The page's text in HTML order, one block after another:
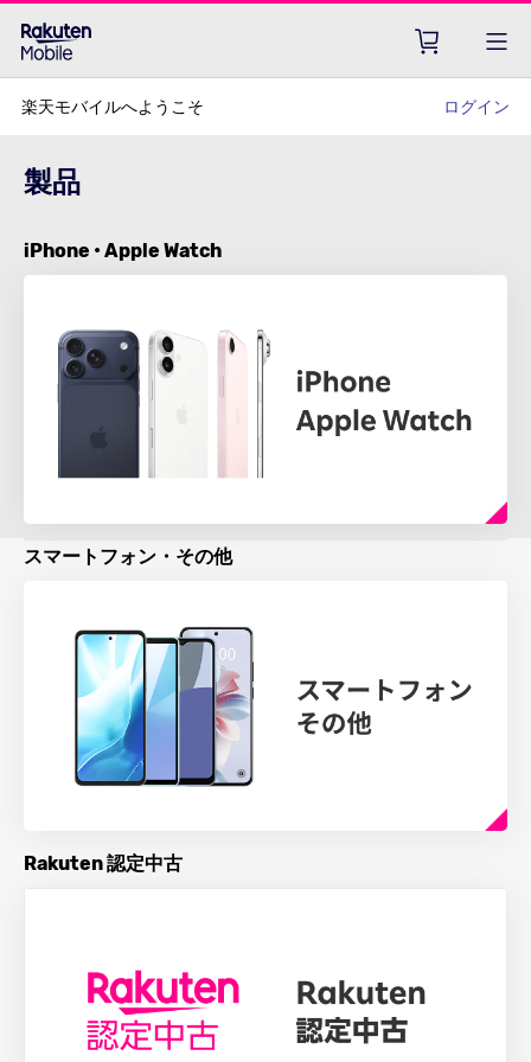
楽天モバイルへようこそ ログイン
製品
iPhone • Apple Watch
スマートフォン・その他
Rakuten 認定中古